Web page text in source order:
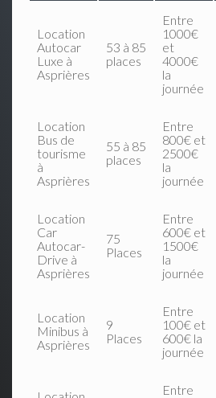
Location
Autocar
Luxe à
Asprières
53 à 85
places
Entre
1000€
et
4000€
la
journée
Location
Bus de
tourisme
à
Asprières
55 à 85
places
Entre
800€ et
2500€
la
journée
Location
Car
Autocar-
Drive à
Asprières
75
Places
Entre
600€ et
1500€
la
journée
Location
Minibus à
Asprières
9
Places
Entre
100€ et
600€ la
journée
Entre